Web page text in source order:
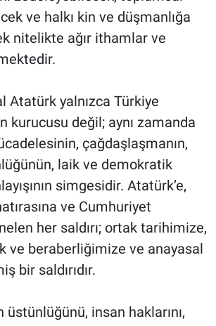
ve halkı kin ve düşmanlığa
nitelikte ağır ithamlar ve
Atatürk yalnızca Türkiye
kurucusu değil; aynı zamanda
çağdaşlaşmanın,
laik ve demokratik
simgesidir. Atatürk’e,
ve Cumhuriyet
her saldırı; ortak tarihimize,
ve beraberliğimize ve anayasal
bir saldırıdır.
üstünlüğünü, insan haklarını,